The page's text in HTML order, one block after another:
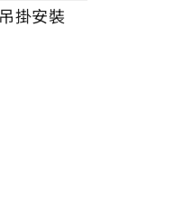
掛安裝